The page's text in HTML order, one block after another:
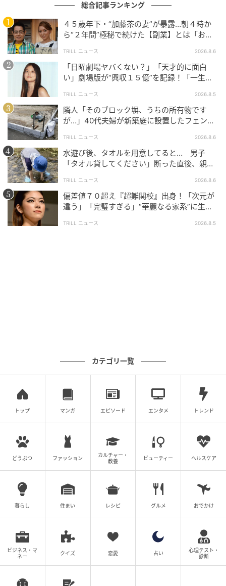
総合記事ランキング
４５歳年下・“加藤茶の妻”が暴露…朝４時か
ら“２年間”極秘で続けた【副業】とは「お金
TRILL ニュース 2026.8.6
「日曜劇場ヤバくない？」「天才的に面白
い」劇場版が“興収１５億”を記録！「一生言
TRILL ニュース 2026.8.5
隣人「そのブロック塀、うちの所有物です
が…」40代夫婦が新築庭に設置したフェン
TRILL ニュース 2026.8.6
水遊び後、タオルを用意してると… 男子
「タオル貸してください」断った直後、親が
TRILL ニュース 2026.8.6
偏差値７０超え『超難関校』出身！「次元が
違う」「完璧すぎる」“華麗なる家系”に生ま
TRILL ニュース 2026.8.5
カテゴリ一覧
トップ マンガ エピソード エンタメ トレンド
どうぶつ ファッション
カルチャー・
教養
ビューティー ヘルスケア
暮らし 住まい レシピ グルメ おでかけ
ビジネス・マ
ネー
クイズ 恋愛 占い
心理テスト・
診断